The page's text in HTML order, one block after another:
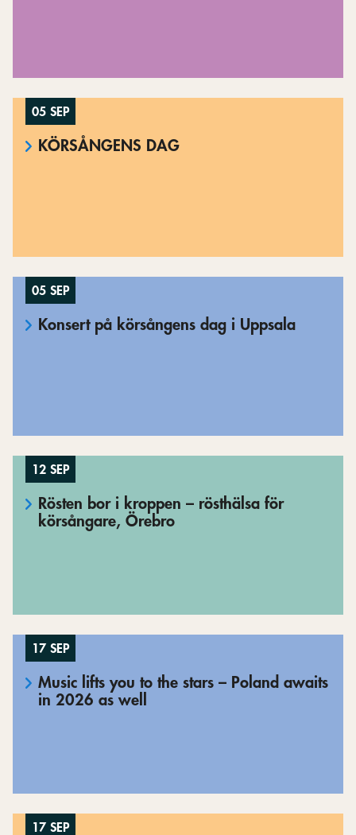
05 SEP
KÖRSÅNGENS DAG
05 SEP
Konsert på körsångens dag i Uppsala
12 SEP
Rösten bor i kroppen – rösthälsa för
körsångare, Örebro
17 SEP
Music lifts you to the stars – Poland awaits
in 2026 as well
17 SEP